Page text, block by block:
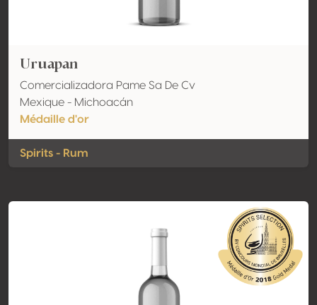
Uruapan
Comercializadora Pame Sa De Cv
Mexique - Michoacán
Médaille d'or
Spirits - Rum